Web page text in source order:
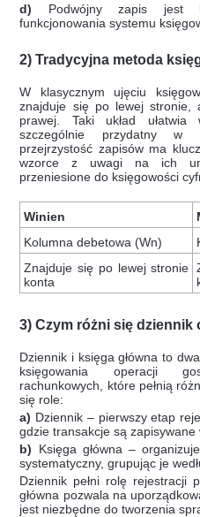
d) Podwójny zapis jest
funkcjonowania systemu
2) Tradycyjna metoda
W klasycznym ujęciu
znajduje się po lewej stronie,
prawej. Taki układ
szczególnie przydatny w
przejrzystość zapisów ma
wzorce z uwagi na ich
przeniesione do księgowości
Winien
Kolumna debetowa (Wn)
Znajduje się po lewej stronie
konta
3) Czym różni się dziennik
Dziennik i księga główna to
księgowania operacji
rachunkowych, które pełnią
się role:
a) Dziennik – pierwszy etap
gdzie transakcje są zapisywane
b) Księga główna –
systematyczny, grupując je
Dziennik pełni rolę rejestracji
główna pozwala na
jest niezbędne do tworzenia